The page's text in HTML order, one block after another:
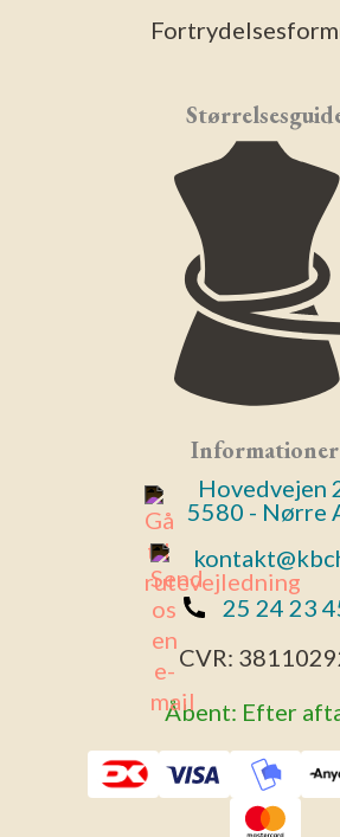
Informationer
Hovedvejen
5580 - Nørre
25 24 23
CVR:
Åbent: Efter